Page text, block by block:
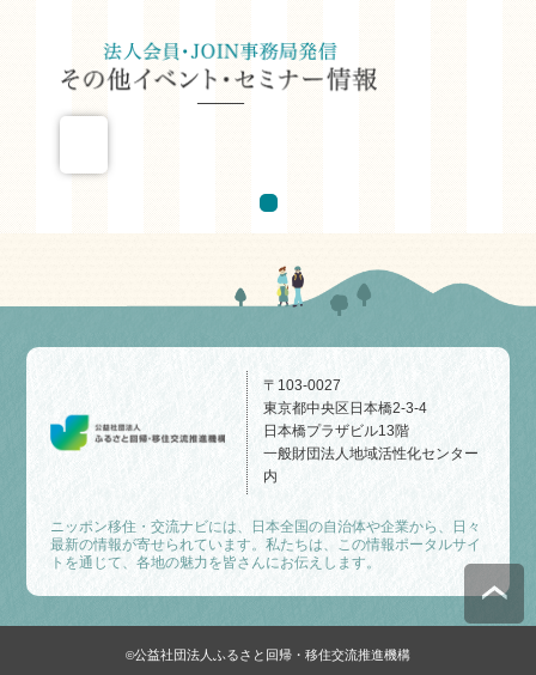
〒103-0027
東京都中央区日本橋2-3-4
日本橋プラザビル13階
一般財団法人地域活性化センター
内
ニッポン移住・交流ナビには、日本全国の自治体や企業から、日々
最新の情報が寄せられています。私たちは、この情報ポータルサイ
トを通じて、各地の魅力を皆さんにお伝えします。
©公益社団法人ふるさと回帰・移住交流推進機構